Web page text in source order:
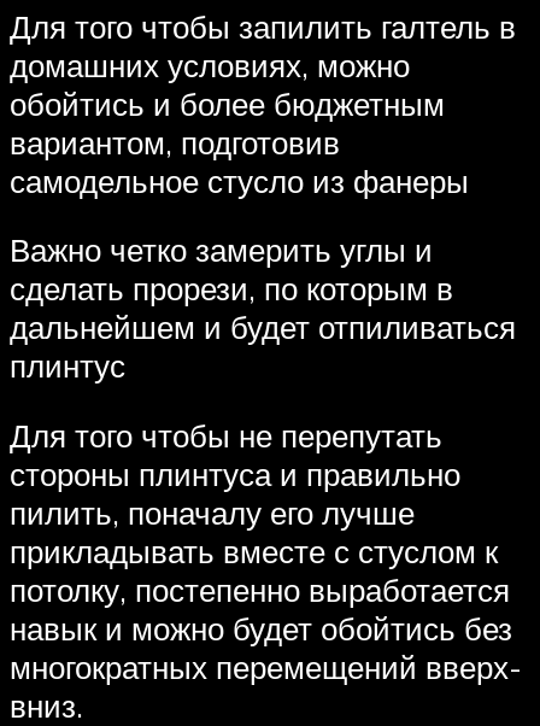
Для того чтобы запилить галтель в
домашних условиях, можно
обойтись и более бюджетным
вариантом, подготовив
самодельное стусло из фанеры
Важно четко замерить углы и
сделать прорези, по которым в
дальнейшем и будет отпиливаться
плинтус
Для того чтобы не перепутать
стороны плинтуса и правильно
пилить, поначалу его лучше
прикладывать вместе с стуслом к
потолку, постепенно выработается
навык и можно будет обойтись без
многократных перемещений вверх-
вниз.